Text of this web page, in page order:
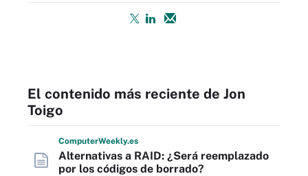
El contenido más reciente de Jon
Toigo
ComputerWeekly.es
Alternativas a RAID: ¿Será reemplazado
por los códigos de borrado?